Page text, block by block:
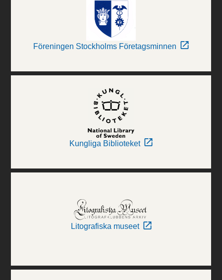
Föreningen Stockholms Företagsminnen
Kungliga Biblioteket
Litografiska museet